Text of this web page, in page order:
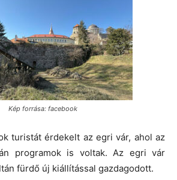
Kép forrása: facebook
turistát érdekelt az egri vár, ahol az
programok is voltak. Az egri vár
fürdő új kiállítással gazdagodott.